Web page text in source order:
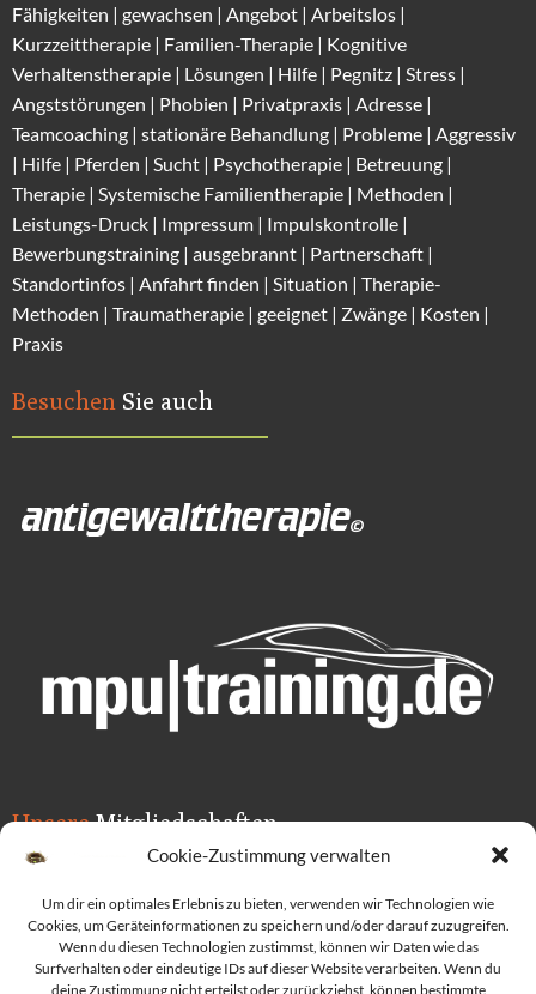
Cookie-Zustimmung verwalten
Um dir ein optimales Erlebnis zu bieten, verwenden wir Technologien wie
Cookies, um Geräteinformationen zu speichern und/oder darauf zuzugreifen.
Wenn du diesen Technologien zustimmst, können wir Daten wie das
Surfverhalten oder eindeutige IDs auf dieser Website verarbeiten. Wenn du
deine Zustimmung nicht erteilst oder zurückziehst, können bestimmte
Fähigkeiten | gewachsen | Angebot | Arbeitslos |
Kurzzeittherapie | Familien-Therapie | Kognitive
Verhaltenstherapie | Lösungen | Hilfe | Pegnitz | Stress |
Angststörungen | Phobien | Privatpraxis | Adresse |
Teamcoaching | stationäre Behandlung | Probleme | Aggressiv
| Hilfe | Pferden | Sucht | Psychotherapie | Betreuung |
Therapie | Systemische Familientherapie | Methoden |
Leistungs-Druck | Impressum | Impulskontrolle |
Bewerbungstraining | ausgebrannt | Partnerschaft |
Standortinfos | Anfahrt finden | Situation | Therapie-
Methoden | Traumatherapie | geeignet | Zwänge | Kosten |
Praxis
Besuchen Sie auch
UnsereMitgliedschaften